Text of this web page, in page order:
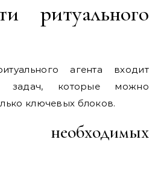
ритуального
агента входит
задач, которые можно
ключевых блоков.
необходимых